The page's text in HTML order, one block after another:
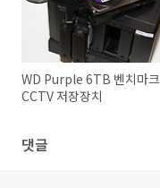
WD Purple 6TB 벤치마크
CCTV 저장장치
댓글